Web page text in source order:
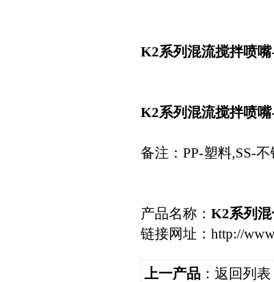
K2系列混流搅拌喷
K2系列混流搅拌喷
备注：PP-塑料,SS-
产品名称： K2系列
链接网址：http://
上一产品 ： 返回列表